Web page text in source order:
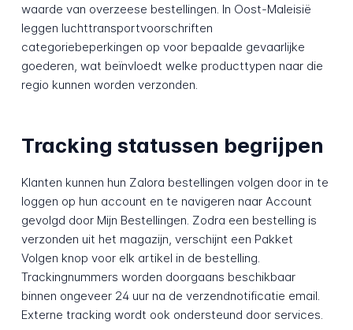
waarde van overzeese bestellingen. In Oost-Maleisië
leggen luchttransportvoorschriften
categoriebeperkingen op voor bepaalde gevaarlijke
goederen, wat beïnvloedt welke producttypen naar die
regio kunnen worden verzonden.
Tracking statussen begrijpen
Klanten kunnen hun Zalora bestellingen volgen door in te
loggen op hun account en te navigeren naar Account
gevolgd door Mijn Bestellingen. Zodra een bestelling is
verzonden uit het magazijn, verschijnt een Pakket
Volgen knop voor elk artikel in de bestelling.
Trackingnummers worden doorgaans beschikbaar
binnen ongeveer 24 uur na de verzendnotificatie email.
Externe tracking wordt ook ondersteund door services.